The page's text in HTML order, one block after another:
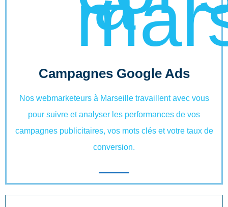
Campagnes Google Ads
Nos webmarketeurs à Marseille travaillent avec vous
pour suivre et analyser les performances de vos
campagnes publicitaires, vos mots clés et votre taux de
conversion.